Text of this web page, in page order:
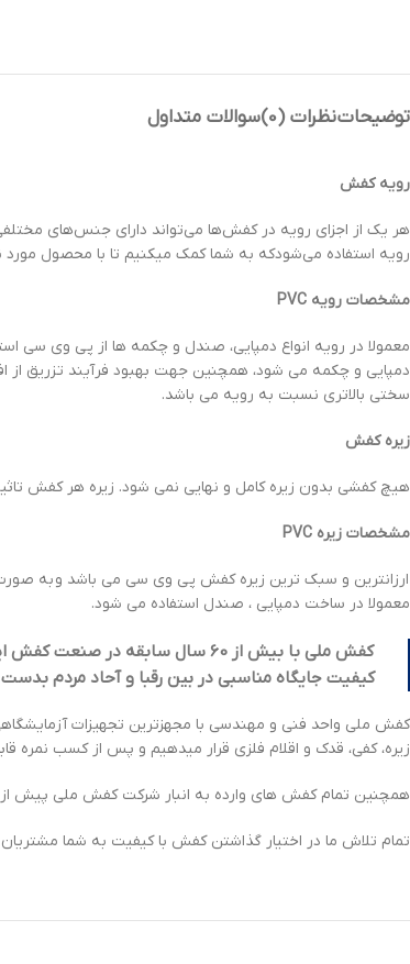
توضیحاتنظرات (0) سوالات متداول
رویه کفش
هر یک از اجزای رویه در کفش‌ها می‌تواند دارای جنس‌های
رویه استفاده می‌شودکه به شما کمک میکنیم تا با محصول مورد
مشخصات رویه PVC
معمولا در رویه انواع دمپایی، صندل و چکمه ها از پی وی
دمپایی و چکمه می شود، همچنین جهت بهبود فرآیند تزریق از
سختی بالاتری نسبت به رویه می باشد.
زیره کفش
هیچ کفشی بدون زیره کامل و نهایی نمی شود. زیره هر کفش
مشخصات زیره PVC
ارزانترین و سبک ترین زیره کفش پی وی سی می باشد و به
معمولا در ساخت دمپایی ، صندل استفاده می شود.
کفش ملی با بیش از 60 سال سابقه در صنعت کفش
کیفیت جایگاه مناسبی در بین رقبا و آحاد مردم بدست
کفش ملی واحد فنی و مهندسی با مجهزترین تجهیزات
زیره، کفی، قدک و اقلام فلزی قرار میدهیم و پس از کسب نمره
همچنین تمام کفش های وارده به انبار شرکت کفش ملی پیش از
تمام تلاش ما در اختیار گذاشتن کفش با کیفیت به شما